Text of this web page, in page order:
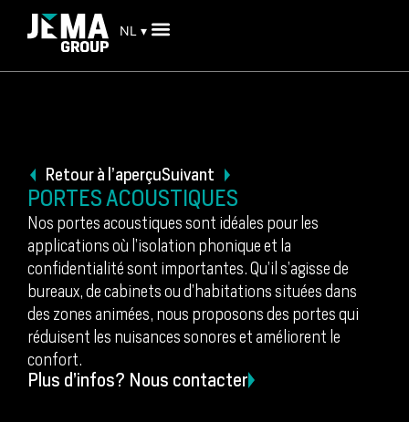
NL ▾
Retour à l’aperçuSuivant
PORTES ACOUSTIQUES
Nos portes acoustiques sont idéales pour les
applications où l’isolation phonique et la
confidentialité sont importantes. Qu’il s’agisse de
bureaux, de cabinets ou d’habitations situées dans
des zones animées, nous proposons des portes qui
réduisent les nuisances sonores et améliorent le
confort.
Plus d’infos? Nous contacter